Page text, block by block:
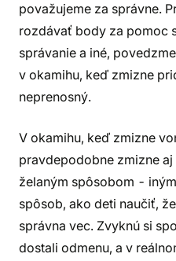
považujeme za správne.
rozdávať body za pomoc
správanie a iné,
v okamihu, keď zmizne
neprenosný.
V okamihu, keď zmizne
pravdepodobne zmizne
želaným spôsobom -
spôsob, ako deti naučiť,
správna vec. Zvyknú si
dostali odmenu, a v